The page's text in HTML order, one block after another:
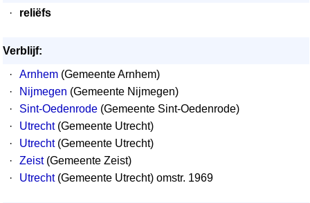
·
reliëfs
Verblijf:
·
Arnhem (Gemeente Arnhem)
·
Nijmegen (Gemeente Nijmegen)
·
Sint-Oedenrode (Gemeente Sint-Oedenrode)
·
Utrecht(Gemeente Utrecht)
·
Utrecht(Gemeente Utrecht)
·
Zeist(Gemeente Zeist)
·
Utrecht(Gemeente Utrecht) omstr. 1969